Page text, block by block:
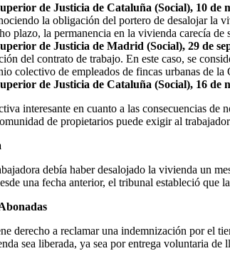
de Justicia de Cataluña (Social), 10 de
la obligación del portero de desalojar la
plazo, la permanencia en la vivienda carecía de
de Justicia de Madrid (Social), 29 de
del contrato de trabajo. En este caso, se
colectivo de empleados de fincas urbanas de
de Justicia de Cataluña (Social), 16 de
interesante en cuanto a las consecuencias
de propietarios puede exigir al
debía haber desalojado la vivienda un
una fecha anterior, el tribunal estableció que
derecho a reclamar una indemnización por el
sea liberada, ya sea por entrega voluntaria